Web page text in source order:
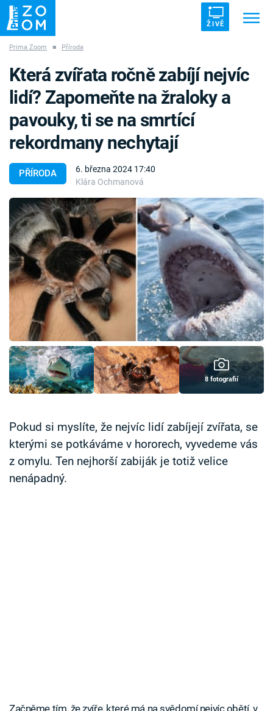
ŽIVĚ
ZÁHADY VETŘELCI DÁVNOVĚKU
Témata
Témata
Pořady
TV Program
Časopis
Sledujte prima+
Přihlášení
Prima Zoom ■ Příroda
PŘÍRODA
6. března 2024 17:40
Klára Ochmanová
Která zvířata ročně zabíjí nejvíc
lidí? Zapomeňte na žraloky a
pavouky, ti se na smrtící
rekordmany nechytají
8 fotografií
Pokud si myslíte, že nejvíc lidí zabíjejí zvířata, se
kterými se potkáváme v hororech, vyvedeme vás
z omylu. Ten nejhorší zabiják je totiž velice
nenápadný.